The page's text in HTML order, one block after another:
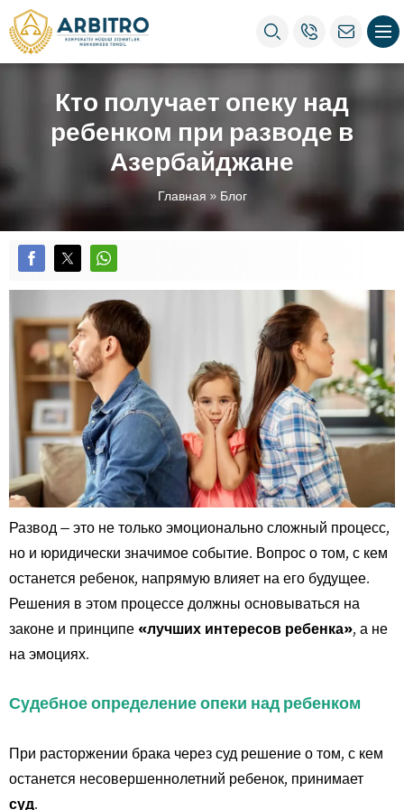
Кто получает опеку над
ребенком при разводе в
Азербайджане
Главная » Блог
Развод — это не только эмоционально сложный процесс,
но и юридически значимое событие. Вопрос о том, с кем
останется ребенок, напрямую влияет на его будущее.
Решения в этом процессе должны основываться на
законе и принципе «лучших интересов ребенка», а не
на эмоциях.
Судебное определение опеки над ребенком
При расторжении брака через суд решение о том, с кем
останется несовершеннолетний ребенок, принимает
суд.